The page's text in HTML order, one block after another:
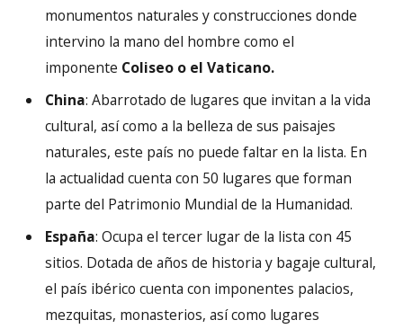
monumentos naturales y construcciones donde
intervino la mano del hombre como el
imponente Coliseo o el Vaticano.
China: Abarrotado de lugares que invitan a la vida
cultural, así como a la belleza de sus paisajes
naturales, este país no puede faltar en la lista. En
la actualidad cuenta con 50 lugares que forman
parte del Patrimonio Mundial de la Humanidad.
España: Ocupa el tercer lugar de la lista con 45
sitios. Dotada de años de historia y bagaje cultural,
el país ibérico cuenta con imponentes palacios,
mezquitas, monasterios, así como lugares